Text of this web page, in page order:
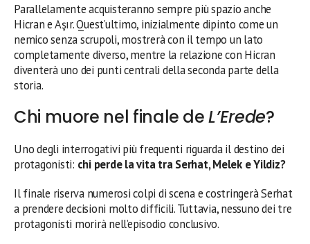
Parallelamente acquisteranno sempre più spazio anche
Hicran e Aşır. Quest’ultimo, inizialmente dipinto come un
nemico senza scrupoli, mostrerà con il tempo un lato
completamente diverso, mentre la relazione con Hicran
diventerà uno dei punti centrali della seconda parte della
storia.
Chi muore nel finale deL’Erede?
Uno degli interrogativi più frequenti riguarda il destino dei
protagonisti: chi perde la vita tra Serhat, Melek e Yildiz?
Il finale riserva numerosi colpi di scena e costringerà Serhat
a prendere decisioni molto difficili. Tuttavia, nessuno dei tre
protagonisti morirà nell’episodio conclusivo.